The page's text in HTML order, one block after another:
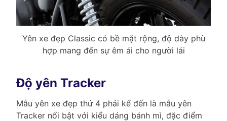
Yên xe đẹp Classic có bề mặt rộng, độ dày phù
hợp mang đến sự êm ái cho người lái
Độ yên Tracker
Mẫu yên xe đẹp thứ 4 phải kể đến là mẫu yên
Tracker nổi bật với kiểu dáng bánh mì, đặc điểm